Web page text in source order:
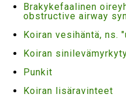
Brakykefaalinen
obstructive airway
Koiran vesihäntä, ns.
Koiran
Punkit
Koiran lisäravinteet